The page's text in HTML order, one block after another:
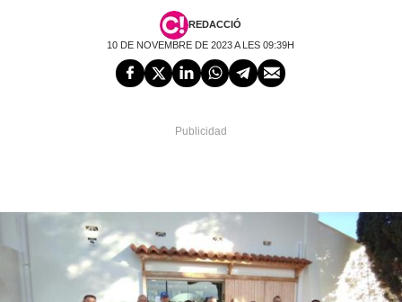
REDACCIÓ
10 DE NOVEMBRE DE 2023 A LES 09:39H